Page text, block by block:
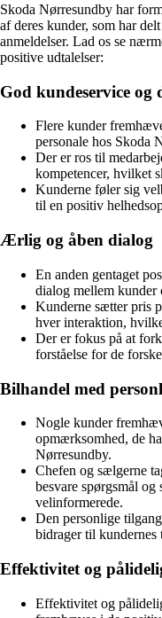
Skoda Nørresundby har
af deres kunder, som har
anmeldelser. Lad os se
positive udtalelser:
God kundeservice og
Flere kunder
personale hos Skoda
Der er ros til
kompetencer, hvilket
Kunderne føler sig
til en positiv
Ærlig og åben dialog
En anden gentaget
dialog mellem kunder
Kunderne sætter pris
hver interaktion,
Der er fokus på at
forståelse for de
Bilhandel med
Nogle kunder
opmærksomhed, de
Nørresundby.
Chefen og sælgerne
besvare spørgsmål
velinformerede.
Den personlige
bidrager til kundernes
Effektivitet og
Effektivitet og